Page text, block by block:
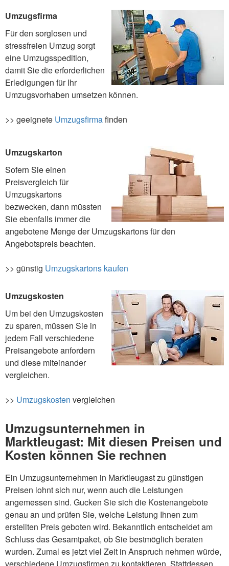
Umzugsfirma
Für den sorglosen und
stressfreien Umzug sorgt
eine Umzugsspedition,
damit Sie die erforderlichen
Erledigungen für Ihr
Umzugsvorhaben umsetzen können.
>> geeignete Umzugsfirmafinden
Umzugskarton
Sofern Sie einen
Preisvergleich für
Umzugskartons
bezwecken, dann müssten
Sie ebenfalls immer die
angebotene Menge der Umzugskartons für den
Angebotspreis beachten.
>> günstig Umzugskartons kaufen
Umzugskosten
Um bei den Umzugskosten
zu sparen, müssen Sie in
jedem Fall verschiedene
Preisangebote anfordern
und diese miteinander
vergleichen.
>> Umzugskosten vergleichen
Umzugsunternehmen in
Marktleugast: Mit diesen Preisen und
Kosten können Sie rechnen
Ein Umzugsunternehmen in Marktleugast zu günstigen
Preisen lohnt sich nur, wenn auch die Leistungen
angemessen sind. Gucken Sie sich die Kostenangebote
genau an und prüfen Sie, welche Leistung Ihnen zum
erstellten Preis geboten wird. Bekanntlich entscheidet am
Schluss das Gesamtpaket, ob Sie bestmöglich beraten
wurden. Zumal es jetzt viel Zeit in Anspruch nehmen würde,
verschiedene Umzugsfirmen zu kontaktieren. Stattdessen